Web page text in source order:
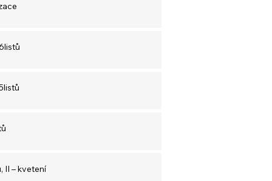
II – kvetení